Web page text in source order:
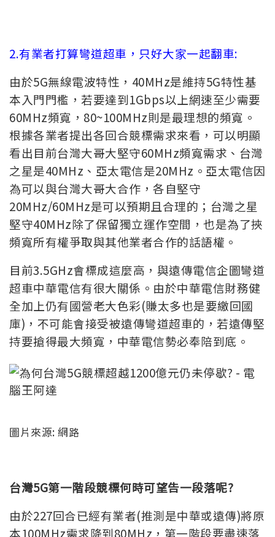
2.有業者打算彎道超車，只好大家一起翻車:
由於5G無線電波特性，40MHz是維持5G特性基
本入門門檻，若要達到1Gbps以上網速至少需要
60MHz頻寬，80~100MHz則是最理想的頻寬。
根據各業者提出各回合競標需求來看，可以明顯
看出目前台灣大哥大堅守60MHz頻寬需求、台灣
之星是40MHz、亞太電信是20MHz。亞太電信因
為可以與台灣大哥大合作，各自堅守
20MHz/60MHz是可以預期且合理的；台灣之星
堅守40MHz除了保留獨立運作空間，也是為了挾
頻寬所有權爭取與其他業者合作的話語權。
目前3.5GHz會標成這麼高，與遠傳電信企圖彎道
超車中華電信有很大關係。 由於中華電信財務健
全加上仍有國營老大色彩(賺太多也是要繳回國
庫)，不可能會接受被遠傳彎道超車的，若遠傳堅
持要搶得最大頻寬，中華電信勢必奉陪到底。
圖片來源: 網路
台灣5G第一階段競標何時可望告一段落呢?
由於227回合已經有業者(推測是中華或遠傳)將原
本100MHz需求降到80MHz，第一階段要盡速落